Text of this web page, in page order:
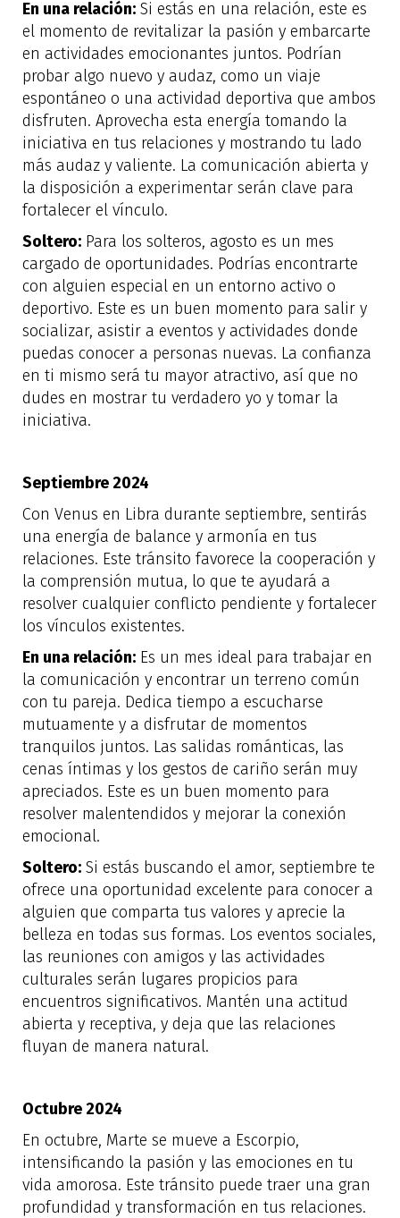
En una relación: Si estás en una relación, este es
el momento de revitalizar la pasión y embarcarte
en actividades emocionantes juntos. Podrían
probar algo nuevo y audaz, como un viaje
espontáneo o una actividad deportiva que ambos
disfruten. Aprovecha esta energía tomando la
iniciativa en tus relaciones y mostrando tu lado
más audaz y valiente. La comunicación abierta y
la disposición a experimentar serán clave para
fortalecer el vínculo.
Soltero: Para los solteros, agosto es un mes
cargado de oportunidades. Podrías encontrarte
con alguien especial en un entorno activo o
deportivo. Este es un buen momento para salir y
socializar, asistir a eventos y actividades donde
puedas conocer a personas nuevas. La confianza
en ti mismo será tu mayor atractivo, así que no
dudes en mostrar tu verdadero yo y tomar la
iniciativa.
Septiembre 2024
Con Venus en Libra durante septiembre, sentirás
una energía de balance y armonía en tus
relaciones. Este tránsito favorece la cooperación y
la comprensión mutua, lo que te ayudará a
resolver cualquier conflicto pendiente y fortalecer
los vínculos existentes.
En una relación: Es un mes ideal para trabajar en
la comunicación y encontrar un terreno común
con tu pareja. Dedica tiempo a escucharse
mutuamente y a disfrutar de momentos
tranquilos juntos. Las salidas románticas, las
cenas íntimas y los gestos de cariño serán muy
apreciados. Este es un buen momento para
resolver malentendidos y mejorar la conexión
emocional.
Soltero: Si estás buscando el amor, septiembre te
ofrece una oportunidad excelente para conocer a
alguien que comparta tus valores y aprecie la
belleza en todas sus formas. Los eventos sociales,
las reuniones con amigos y las actividades
culturales serán lugares propicios para
encuentros significativos. Mantén una actitud
abierta y receptiva, y deja que las relaciones
fluyan de manera natural.
Octubre 2024
En octubre, Marte se mueve a Escorpio,
intensificando la pasión y las emociones en tu
vida amorosa. Este tránsito puede traer una gran
profundidad y transformación en tus relaciones.